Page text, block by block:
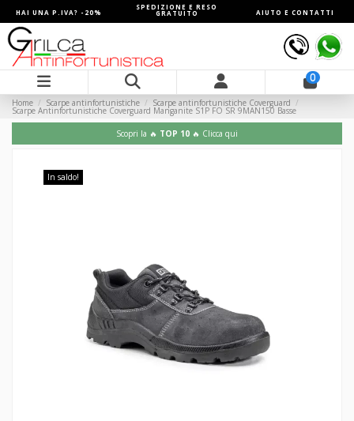
HAI UNA P.IVA? -20%
SPEDIZIONE E RESO
GRATUITO AIUTO E CONTATTI
0
Home Scarpe antinfortunistiche Scarpe antinfortunistiche Coverguard
Scarpe Antinfortunistiche Coverguard Manganite S1P FO SR 9MAN150 Basse
Scopri la 🔥 TOP 10 🔥 Clicca qui
In saldo!